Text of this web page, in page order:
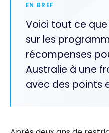
EN BREF
Voici tout ce
sur les
récompenses
Australie à une
avec des points